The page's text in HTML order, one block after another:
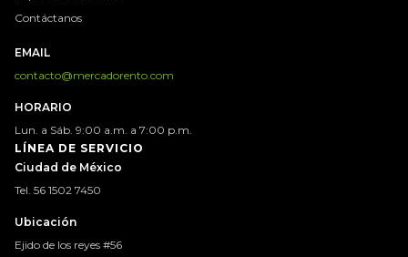
Contáctanos
EMAIL
contacto@mercadorento.com
HORARIO
Lun. a Sáb. 9:00 a.m. a 7:00 p.m.
LÍNEA DE SERVICIO
Ciudad de México
Tel. 56 1502 7450
Ubicación
Ejido de los reyes #56